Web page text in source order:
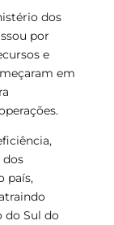
dos
por
e
em
país,
do Sul do